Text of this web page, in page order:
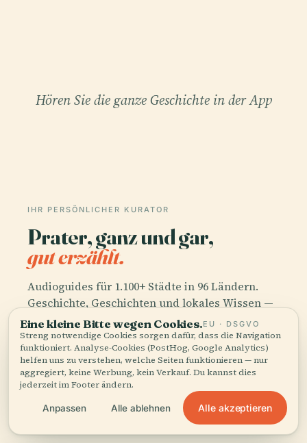
Hören Sie die ganze Geschichte in der App
IHR PERSÖNLICHER KURATOR
Prater, ganz und gar,
gut erzählt.
Audioguides für 1.100+ Städte in 96 Ländern.
Geschichte, Geschichten und lokales Wissen —
offline verfügbar.
App herunterladen
Schließen Sie sich über 50.000 Reisenden
an
Eine kleine Bitte wegen Cookies.EU · DSGVO
Streng notwendige Cookies sorgen dafür, dass die Navigation
funktioniert. Analyse-Cookies (PostHog, Google Analytics)
helfen uns zu verstehen, welche Seiten funktionieren — nur
aggregiert, keine Werbung, kein Verkauf. Du kannst dies
jederzeit im Footer ändern.
Anpassen Alle ablehnen Alle akzeptieren